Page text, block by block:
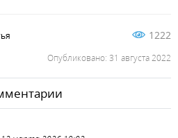
1222
Опубликовано: 31 августа 2022